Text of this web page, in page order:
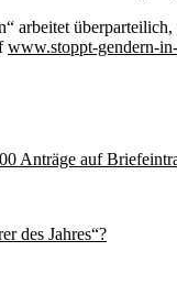
arbeitet
www.stoppt-gendern-
Anträge auf
des Jahres“?